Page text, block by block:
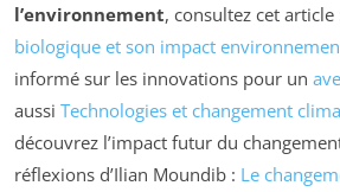
l’environnement, consultez cet article
biologique et son impact
informé sur les innovations pour un
aussi Technologies et changement
découvrez l’impact futur du
réflexions d’Ilian Moundib : Le